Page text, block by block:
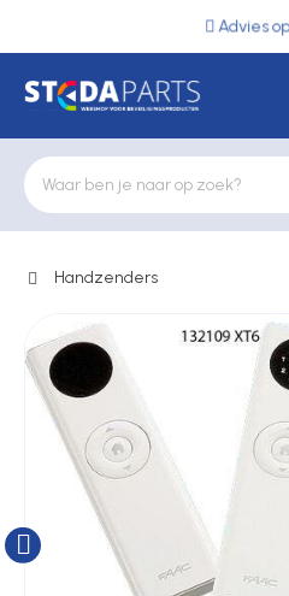
Advies
Deurbeslag
Elektrische vergrendeling
Hekwerkonderdelen
Kluizen
Handzenders